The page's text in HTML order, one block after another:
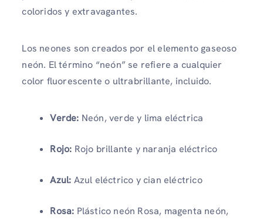
coloridos y extravagantes.
Los neones son creados por el elemento gaseoso
neón. El término “neón” se refiere a cualquier
color fluorescente o ultrabrillante, incluido.
Verde: Neón, verde y lima eléctrica
Rojo: Rojo brillante y naranja eléctrico
Azul: Azul eléctrico y cian eléctrico
Rosa: Plástico neón Rosa, magenta neón,